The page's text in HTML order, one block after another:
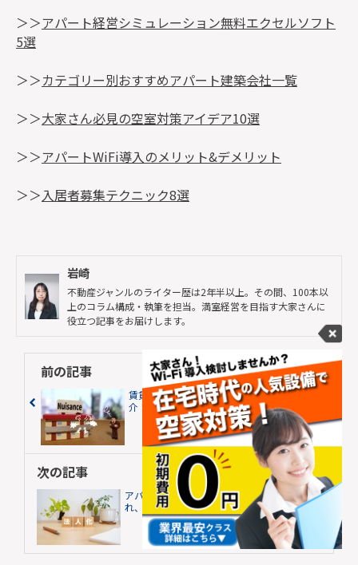
＞＞アパート経営シミュレーション無料エクセルソフト
5選
＞＞カテゴリー別おすすめアパート建築会社一覧
＞＞大家さん必見の空室対策アイデア10選
＞＞アパートWiFi導入のメリット&デメリット
＞＞入居者募集テクニック8選
岩崎
不動産ジャンルのライター歴は2年半以上。その間、100本以
上のコラム構成・執筆を担当。満室経営を目指す大家さんに
役立つ記事をお届けします。
前の記事
賃貸経営で起こりうる7つのトラブルを紹
介！それぞれの対処の仕方とは？
次の記事
アパート経営の法人化とは？メリットや流
れ、注意点などを分かりやすく解説